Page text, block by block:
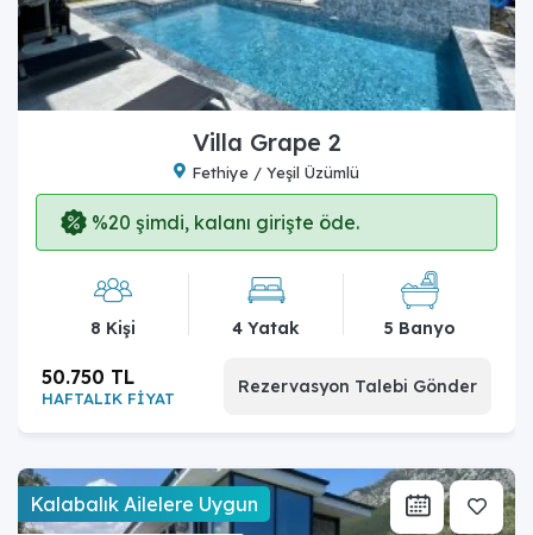
Villa Grape 2
Fethiye / Yeşil Üzümlü
%20 şimdi, kalanı girişte öde.
8 Kişi 4 Yatak 5 Banyo
HAFTALIK FİYAT
50.750 TL Rezervasyon Talebi Gönder
Kalabalık Ailelere Uygun